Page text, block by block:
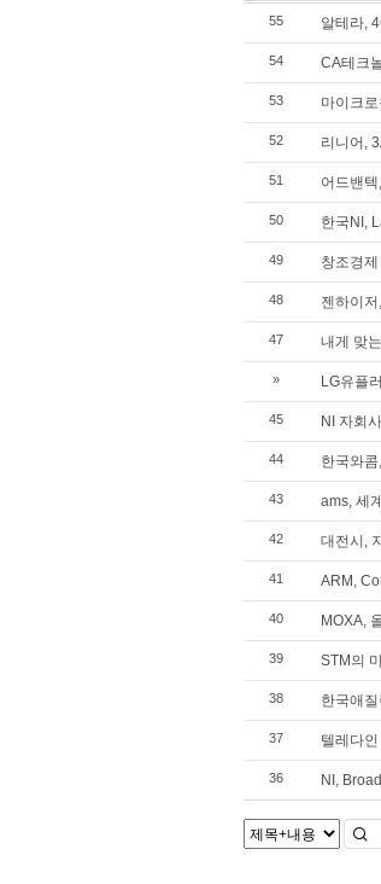
55 알테라,
54 CA테크
53 마이크
52 리니어,
51 어드밴
50 한국NI,
49 창조경제
48 젠하이저
47 내게 맞
» LG유플
45 NI 자회
44 한국와
43 ams, 세
42 대전시,
41 ARM,
40 MOXA,
39 STM의
38 한국애
37 텔레다
36 NI,